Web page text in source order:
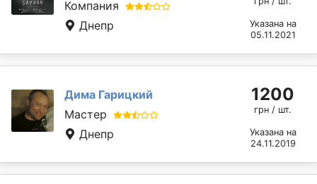
Компания
Днепр
Указана на
05.11.2021
Дима Гарицкий
Мастер
Днепр
1200
грн / шт.
Указана на
24.11.2019